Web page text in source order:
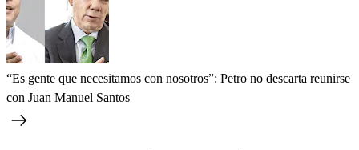
“Es gente que necesitamos con nosotros”: Petro no descarta reunirse
con Juan Manuel Santos